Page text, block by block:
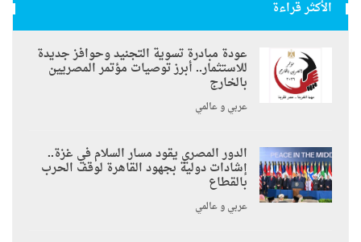
الأكثر قراءة
عودة مبادرة تسوية التجنيد وحوافز جديدة
للاستثمار.. أبرز توصيات مؤتمر المصريين
بالخارج
عربي و عالمي
الدور المصري يقود مسار السلام في غزة..
إشادات دولية بجهود القاهرة لوقف الحرب
بالقطاع
عربي و عالمي